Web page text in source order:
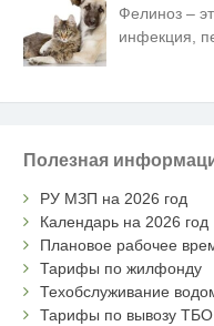
Фелиноз –
инфекция,
Полезная
РУ МЗП на 2026 год
Календарь на 2026 год
Плановое рабочее
Тарифы по жилфонду
Техобслуживание
Тарифы по вывозу ТБО